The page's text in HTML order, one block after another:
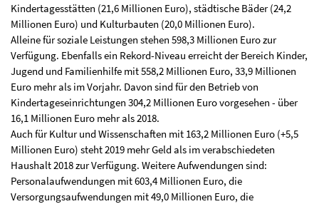
Kindertagesstätten (21,6 Millionen Euro), städtische Bäder (24,2
Millionen Euro) und Kulturbauten (20,0 Millionen Euro).
Alleine für soziale Leistungen stehen 598,3 Millionen Euro zur
Verfügung. Ebenfalls ein Rekord-Niveau erreicht der Bereich Kinder,
Jugend und Familienhilfe mit 558,2 Millionen Euro, 33,9 Millionen
Euro mehr als im Vorjahr. Davon sind für den Betrieb von
Kindertageseinrichtungen 304,2 Millionen Euro vorgesehen - über
16,1 Millionen Euro mehr als 2018.
Auch für Kultur und Wissenschaften mit 163,2 Millionen Euro (+5,5
Millionen Euro) steht 2019 mehr Geld als im verabschiedeten
Haushalt 2018 zur Verfügung. Weitere Aufwendungen sind:
Personalaufwendungen mit 603,4 Millionen Euro, die
Versorgungsaufwendungen mit 49,0 Millionen Euro, die